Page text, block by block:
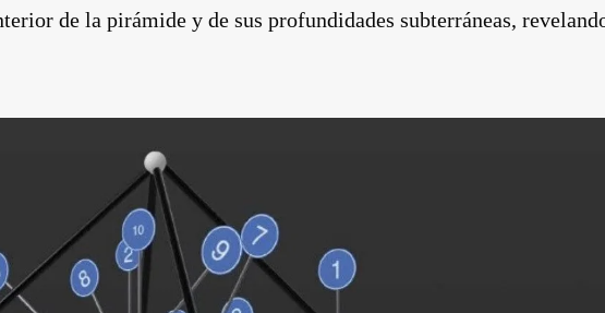
de la pirámide y de sus profundidades subterráneas,